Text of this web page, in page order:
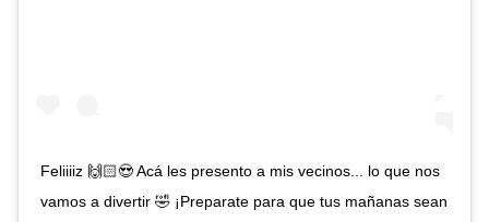
Feliiiiz 🙌🏻😍 Acá les presento a mis vecinos... lo que nos
vamos a divertir 🤣 ¡Preparate para que tus mañanas sean